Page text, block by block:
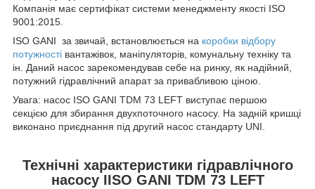
Компанія має сертифікат системи менеджменту якості ISO
9001:2015.
ISO GANI за звичай, встановлюється на коробки відбору
потужності вантажівок, маніпуляторів, комунальну техніку та
ін. Даний насос зарекомендував себе на ринку, як надійний,
потужний гідравлічний апарат за привабливою ціною.
Увага: насос ISO GANI TDM 73 LEFT виступає першою
секцією для збирання двухпоточного насосу. На задній кришці
виконано приєднання під другий насос стандарту UNI.
Технічні характеристики гідравлічного
насосу IISO GANI TDM 73 LEFT